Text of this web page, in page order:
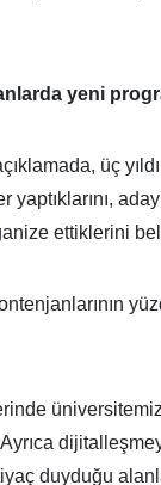
yeni
üç
yaptıklarını,
ettiklerini
duyduğu